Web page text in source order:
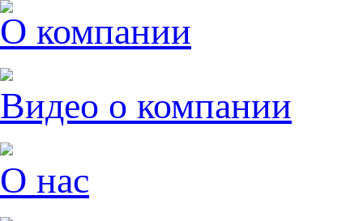
О компании
Видео о компании
О нас